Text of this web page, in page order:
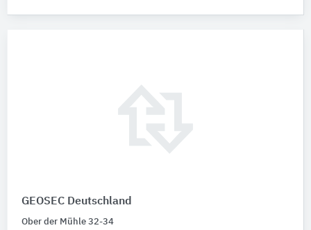
GEOSEC Deutschland
Ober der Mühle 32-34